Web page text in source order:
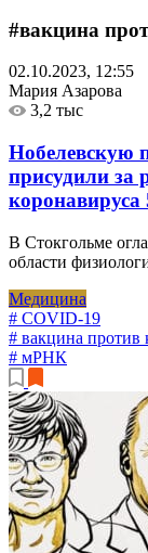
#вакцина
02.10.2023, 12:55
Мария Азарова
3,2 тыс
Нобелевскую
присудили за
коронавируса
В Стокгольме
области
Медицина
# COVID-19
# вакцина против
# мРНК